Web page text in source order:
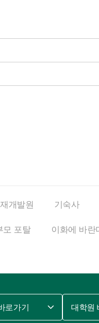
개발원 기숙사
모 포탈 이화에 바란
로가기 대학원